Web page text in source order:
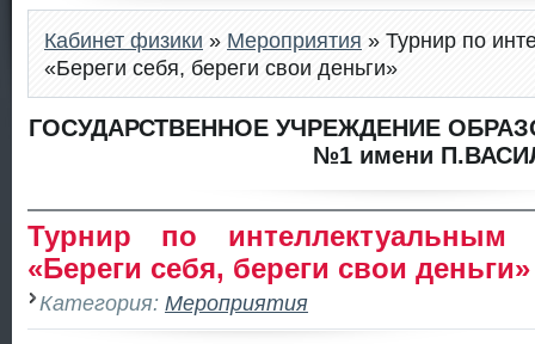
Кабинет физики » Мероприятия » Турнир по
«Береги себя, береги свои деньги»
ГОСУДАРСТВЕННОЕ УЧРЕЖДЕНИЕ
№1 имени
Турнир по интеллектуальным
«Береги себя, береги свои деньги»
Категория: Мероприятия